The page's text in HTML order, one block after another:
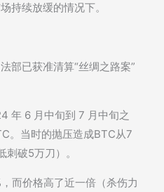
持续放缓的情况下。
部已获准清算“丝绸之路案”
年 6 月中旬到 7 月中旬之
。当时的抛压造成BTC从7
破5万刀）。
而价格高了近一倍（杀伤力